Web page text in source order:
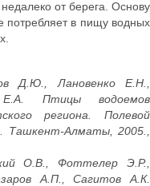
от берега. Основу
потребляет в пищу водных
Д.Ю., Лановенко Е.Н.,
Птицы водоемов
региона. Полевой
Ташкент-Алматы, 2005.,
О.В., Фоттелер Э.Р.,
А.П., Сагитов А.К.